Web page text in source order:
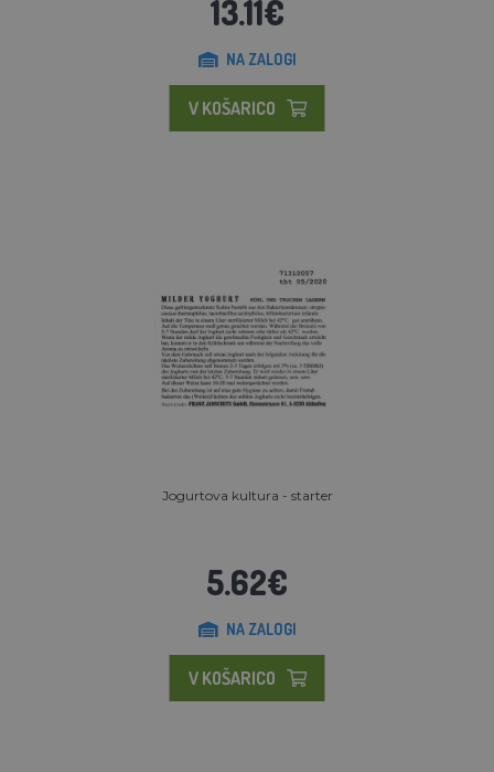
13.11€
NA ZALOGI
V KOŠARICO
Jogurtova kultura - starter
5.62€
NA ZALOGI
V KOŠARICO